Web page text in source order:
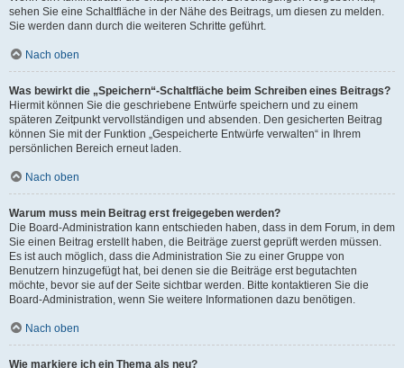
sehen Sie eine Schaltfläche in der Nähe des Beitrags, um diesen zu melden.
Sie werden dann durch die weiteren Schritte geführt.
Nach oben
Was bewirkt die „Speichern“-Schaltfläche beim Schreiben eines Beitrags?
Hiermit können Sie die geschriebene Entwürfe speichern und zu einem
späteren Zeitpunkt vervollständigen und absenden. Den gesicherten Beitrag
können Sie mit der Funktion „Gespeicherte Entwürfe verwalten“ in Ihrem
persönlichen Bereich erneut laden.
Nach oben
Warum muss mein Beitrag erst freigegeben werden?
Die Board-Administration kann entschieden haben, dass in dem Forum, in dem
Sie einen Beitrag erstellt haben, die Beiträge zuerst geprüft werden müssen.
Es ist auch möglich, dass die Administration Sie zu einer Gruppe von
Benutzern hinzugefügt hat, bei denen sie die Beiträge erst begutachten
möchte, bevor sie auf der Seite sichtbar werden. Bitte kontaktieren Sie die
Board-Administration, wenn Sie weitere Informationen dazu benötigen.
Nach oben
Wie markiere ich ein Thema als neu?